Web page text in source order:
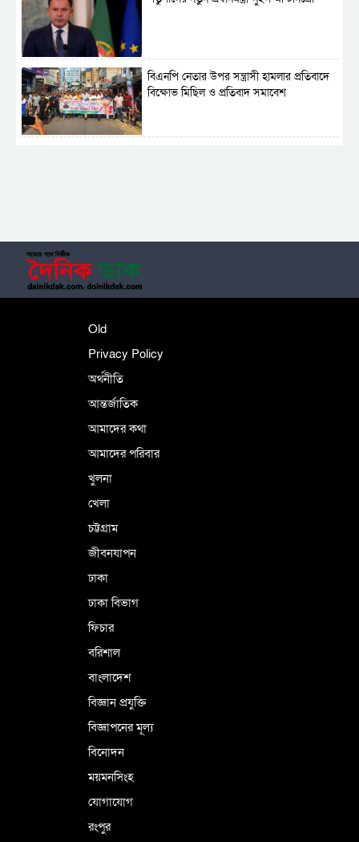
বিএনপি নেতার উপর সন্ত্রাসী হামলার প্রতিবাদে
বিক্ষোভ মিছিল ও প্রতিবাদ সমাবেশ
Old
Privacy Policy
অর্থনীতি
আন্তর্জাতিক
আমাদের কথা
আমাদের পরিবার
খুলনা
খেলা
চট্টগ্রাম
জীবনযাপন
ঢাকা
ঢাকা বিভাগ
ফিচার
বরিশাল
বাংলাদেশ
বিজ্ঞান প্রযুক্তি
বিজ্ঞাপনের মূল্য
বিনোদন
ময়মনসিংহ
যোগাযোগ
রংপুর